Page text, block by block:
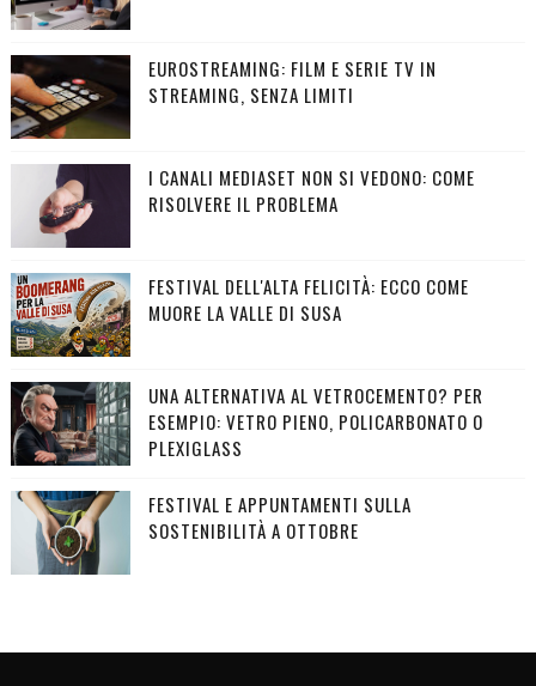
EUROSTREAMING: FILM E SERIE TV IN
STREAMING, SENZA LIMITI
I CANALI MEDIASET NON SI VEDONO: COME
RISOLVERE IL PROBLEMA
FESTIVAL DELL'ALTA FELICITÀ: ECCO COME
MUORE LA VALLE DI SUSA
UNA ALTERNATIVA AL VETROCEMENTO? PER
ESEMPIO: VETRO PIENO, POLICARBONATO O
PLEXIGLASS
FESTIVAL E APPUNTAMENTI SULLA
SOSTENIBILITÀ A OTTOBRE